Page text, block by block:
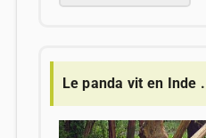
Le panda vit en Inde .